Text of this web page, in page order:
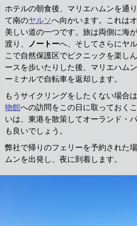
ホテルの朝食後、マリエハムンを通り
て南のヤルソへ向かいます。これは
美しい道の一つです。旅は両側に海
渡り、
ノートーへ、そしてさらにヤ
こで自然保護区でピクニックを楽し
ースを歩いたりした後、マリエハム
ーミナルで自転車を返却します。
もうサイクリングをしたくない場合は
物館への訪問をこの日に取っておく
いは、東港を散策してオーランド・
も良いでしょう。
弊社で帰りのフェリーを予約された
ムンを出発し、夜に到着します。